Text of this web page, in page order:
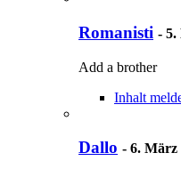
Romanisti - 5.
Add a brother
Inhalt
Dallo - 6. März